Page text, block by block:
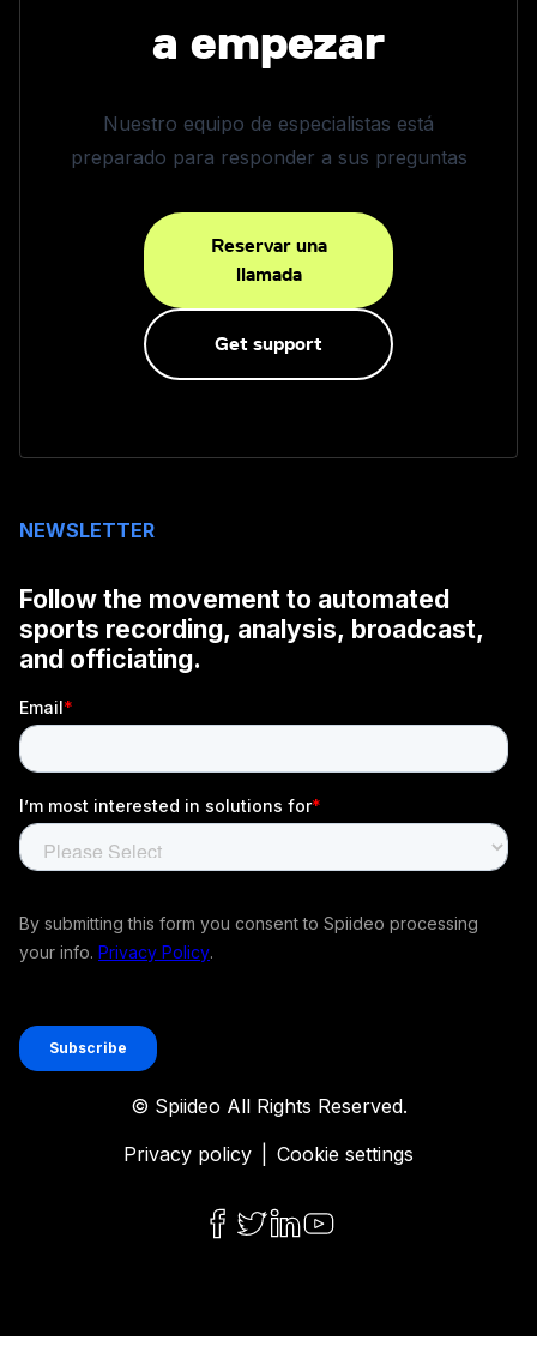
a empezar
Nuestro equipo de especialistas está
preparado para responder a sus preguntas
Reservar una
llamada
Get support
NEWSLETTER
© Spiideo All Rights Reserved.
Privacy policy
Cookie settings